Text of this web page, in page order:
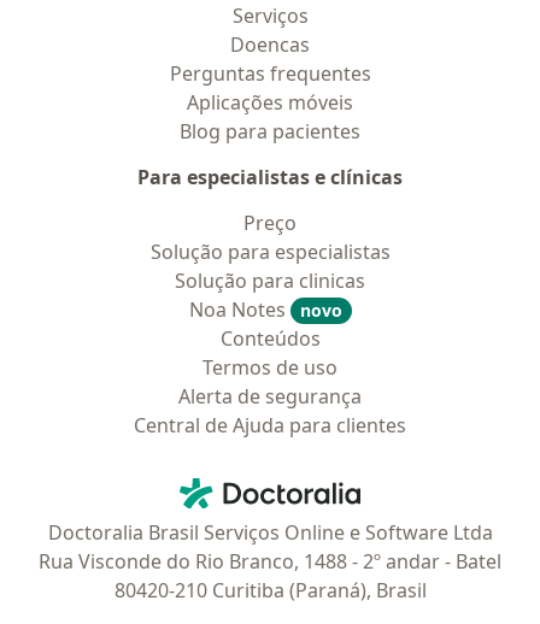
Serviços
Doencas
Perguntas frequentes
Aplicações móveis
Blog para pacientes
Para especialistas e clínicas
Preço
Solução para especialistas
Solução para clinicas
Noa Notes
novo
Conteúdos
Termos de uso
Alerta de segurança
Central de Ajuda para clientes
Doctoralia - Homepage
Doctoralia Brasil Serviços Online e Software Ltda
Rua Visconde do Rio Branco, 1488 - 2º andar - Batel
80420-210 Curitiba (Paraná), Brasil